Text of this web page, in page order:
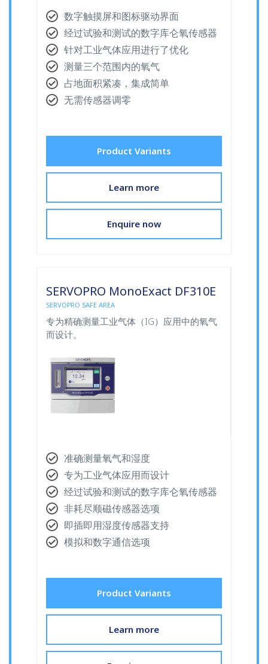
数字触摸屏和图标驱动界面
经过试验和测试的数字库仑氧传感器
针对工业气体应用进行了优化
测量三个范围内的氧气
占地面积紧凑，集成简单
无需传感器调零
Product Variants
Learn more
Enquire now
SERVOPRO MonoExact DF310E
SERVOPRO SAFE AREA
专为精确测量工业气体（IG）应用中的氧气
而设计。
准确测量氧气和湿度
专为工业气体应用而设计
经过试验和测试的数字库仑氧传感器
非耗尽顺磁传感器选项
即插即用湿度传感器支持
模拟和数字通信选项
Product Variants
Learn more